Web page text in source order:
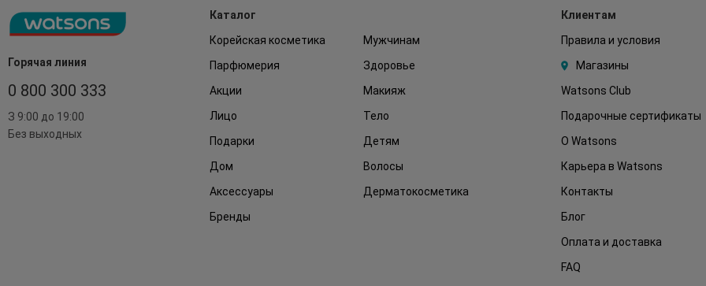
Горячая линия
0 800 300 333
З 9:00 до 19:00
Без выходных
Каталог
Корейская косметика
Мужчинам
Парфюмерия
Здоровье
Акции
Макияж
Лицо
Тело
Подарки
Детям
Дом
Волосы
Аксессуары
Дерматокосметика
Бренды
Клиентам
Правила и условия
Магазины
Watsons Club
Подарочные сертификаты
О Watsons
Карьера в Watsons
Контакты
Блог
Оплата и доставка
FAQ